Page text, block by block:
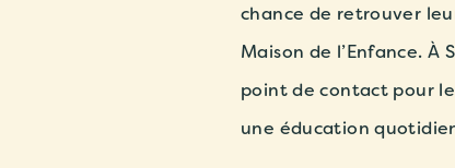
chance de retrouver
Maison de l’Enfance.
point de contact pour
une éducation